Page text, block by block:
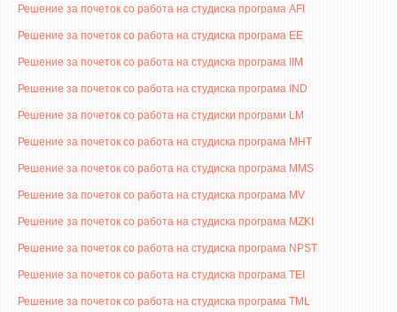
ПЕНЗИОНИРАН КАДАР
СТУДИИ
I ЦИКЛУС - ДОДИПЛОМСКИ
II ЦИКЛУС - ПОСЛЕДИПЛОМСКИ
III ЦИКЛУС - ДОКТОРСКИ
МЕЃУНАРОДНА РАЗМЕНА
Решение за почеток со работа на студиска програма AFI
Решение за почеток со работа на студиска програма EE
Решение за почеток со работа на студиска програма IIM
Решение за почеток со работа на студиска програма IND
Решение за почеток со работа на студиски програми LM
Решение за почеток со работа на студиска програма MHT
Решение за почеток со работа на студиска програма MMS
Решение за почеток со работа на студиска програма MV
Решение за почеток со работа на студиска програма MZKI
Решение за почеток со работа на студиска програма NPST
Решение за почеток со работа на студиска програма TEI
Решение за почеток со работа на студиска програма TML